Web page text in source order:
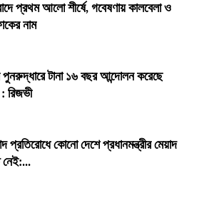
প্রথম আলো শীর্ষে, গবেষণায় কালবেলা ও
নাম
পুনরুদ্ধারে টানা ১৬ বছর আন্দোলন করেছে
রিজভী
প্রতিরোধে কোনো দেশে প্রধানমন্ত্রীর মেয়াদ
নেই:...